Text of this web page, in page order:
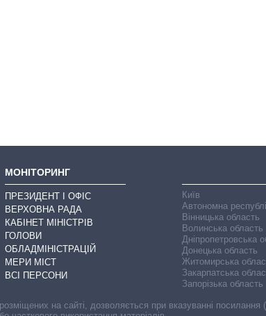
МОНІТОРИНГ
ПРЕЗИДЕНТ І ОФІС
ВЕРХОВНА РАДА
КАБІНЕТ МІНІСТРІВ
ГОЛОВИ
ОБЛАДМІНІСТРАЦІЙ
МЕРИ МІСТ
ВСІ ПЕРСОНИ
Київ
Автономна
Вінницька область
Волинська область
Дніпропетровська
Донецька область
Житомирська
Закарпатська
Запорізька область
на сайті, дозволяється при вказуванні